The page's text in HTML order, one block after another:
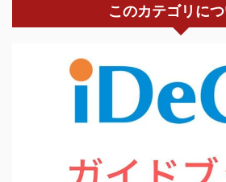
このカテゴリに